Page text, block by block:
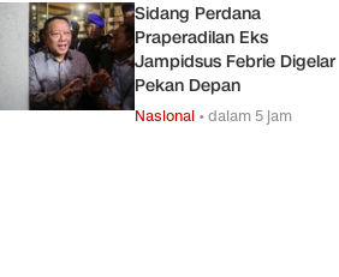
Sidang Perdana
Praperadilan Eks
Jampidsus Febrie Digelar
Pekan Depan
Nasional •dalam 5 jam